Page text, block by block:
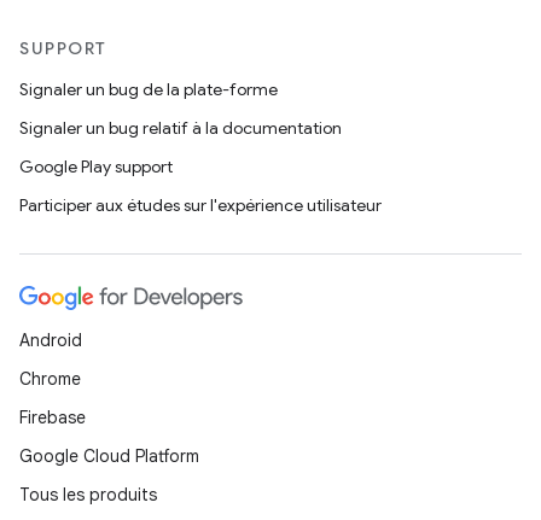
SUPPORT
Signaler un bug de la plate-forme
Signaler un bug relatif à la documentation
Google Play support
Participer aux études sur l'expérience utilisateur
Android
Chrome
Firebase
Google Cloud Platform
Tous les produits